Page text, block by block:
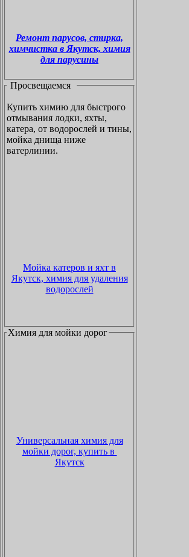
Ремонт парусов, стирка,
химчистка в Якутск, химия
для парусины
Просвещаемся
Купить химию для быстрого
отмывания лодки, яхты,
катера, от водорослей и тины,
мойка днища ниже
ватерлинии.
Мойка катеров и яхт в
Якутск, химия для удаления
водорослей
Химия для мойки дорог
Универсальная химия для
мойки дорог, купить в
Якутск